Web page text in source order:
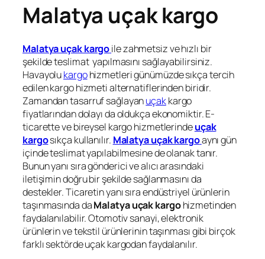
Malatya uçak kargo
Malatya uçak kargoile zahmetsiz ve hızlı bir
şekilde teslimat yapılmasını sağlayabilirsiniz.
Havayolukargohizmetleri günümüzde sıkça tercih
edilen kargo hizmeti alternatiflerinden biridir.
Zamandan tasarruf sağlayanuçakkargo
fiyatlarından dolayı da oldukça ekonomiktir. E-
ticarette ve bireysel kargo hizmetlerindeuçak
kargosıkça kullanılır. Malatya uçak kargoaynı gün
içinde teslimat yapılabilmesine de olanak tanır.
Bunun yanı sıra gönderici ve alıcı arasındaki
iletişimin doğru bir şekilde sağlanmasını da
destekler. Ticaretin yanı sıra endüstriyel ürünlerin
taşınmasında daMalatya uçak kargohizmetinden
faydalanılabilir. Otomotiv sanayi, elektronik
ürünlerin ve tekstil ürünlerinin taşınması gibi birçok
farklı sektörde uçak kargodan faydalanılır.